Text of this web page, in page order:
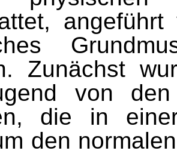
Zunächst
von
die in
den